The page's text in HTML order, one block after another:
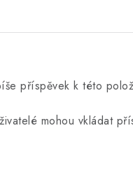
příspěvek k této
mohou vkládat